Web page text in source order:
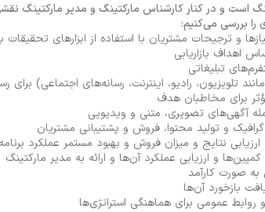
است و در کنار کارشناس مارکتینگ و مدیر مارکتینگ
را بررسی می‌کنیم:
و ترجیحات مشتریان با استفاده از ابزارهای تحقیقات
اهداف بازاریابی
تبلیغاتی
تلویزیون، رادیو، اینترنت، رسانه‌های اجتماعی)
برای مخاطبان هدف
آگهی‌های تصویری، متنی و ویدیویی
و تولید محتوا، فروش و پشتیبانی مشتریان
نتایج و میزان فروش و بهبود مستمر عملکرد
و ارزیابی عملکرد آن‌ها و ارائه به مدیر مارکتینگ
صورت کارآمد
بازخورد آن‌ها
روابط عمومی برای هماهنگی استراتژی‌ها